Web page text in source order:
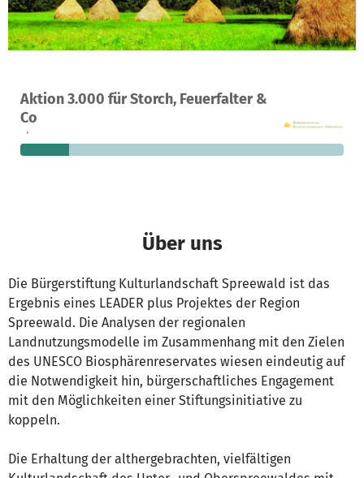
Aktion 3.000 für Storch, Feuerfalter &
Co
Ein Projekt in Lübbenau/Spreewald, Deutschland
7 15 %
fehlen noch
Über uns
Die Bürgerstiftung Kulturlandschaft Spreewald ist das
Ergebnis eines LEADER plus Projektes der Region
Spreewald. Die Analysen der regionalen
Landnutzungsmodelle im Zusammenhang mit den Zielen
des UNESCO Biosphärenreservates wiesen eindeutig auf
die Notwendigkeit hin, bürgerschaftliches Engagement
mit den Möglichkeiten einer Stiftungsinitiative zu
koppeln.
Die Erhaltung der althergebrachten, vielfältigen